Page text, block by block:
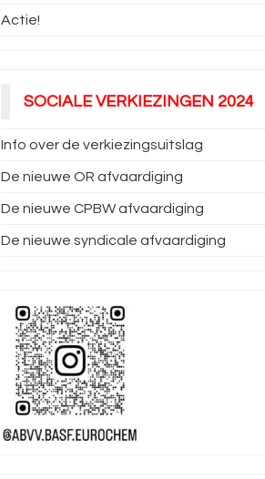
Actie!
SOCIALE VERKIEZINGEN 2024
Info over de verkiezingsuitslag
De nieuwe OR afvaardiging
De nieuwe CPBW afvaardiging
De nieuwe syndicale afvaardiging